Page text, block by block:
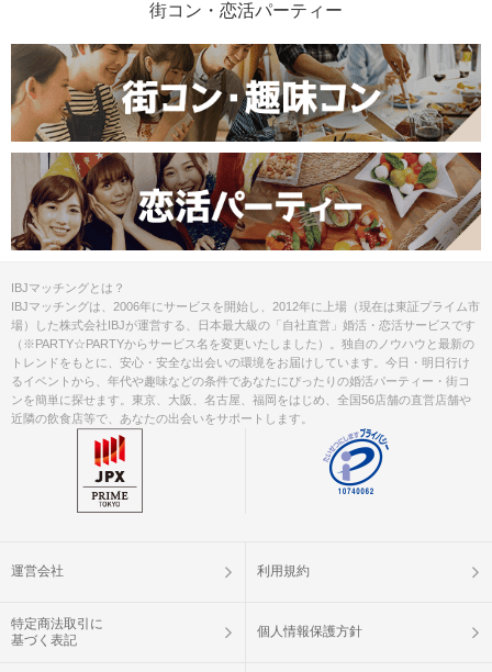
街コン・恋活パーティー
IBJマッチングとは？
IBJマッチングは、2006年にサービスを開始し、2012年に上場（現在は東証プライム市
場）した株式会社IBJが運営する、日本最大級の「自社直営」婚活・恋活サービスです
（※PARTY☆PARTYからサービス名を変更いたしました）。独自のノウハウと最新の
トレンドをもとに、安心・安全な出会いの環境をお届けしています。今日・明日行け
るイベントから、年代や趣味などの条件であなたにぴったりの婚活パーティー・街コ
ンを簡単に探せます。東京、大阪、名古屋、福岡をはじめ、全国56店舗の直営店舗や
近隣の飲食店等で、あなたの出会いをサポートします。
運営会社 利用規約
特定商法取引に
基づく表記
個人情報保護方針